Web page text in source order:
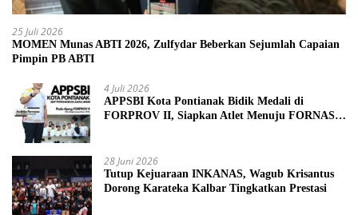
25 Juli 2026
MOMEN Munas ABTI 2026, Zulfydar Beberkan Sejumlah Capaian
Pimpin PB ABTI
4 Juli 2026
APPSBI Kota Pontianak Bidik Medali di
FORPROV II, Siapkan Atlet Menuju FORNAS
28 Juni 2026
Tutup Kejuaraan INKANAS, Wagub Krisantus
Dorong Karateka Kalbar Tingkatkan Prestasi